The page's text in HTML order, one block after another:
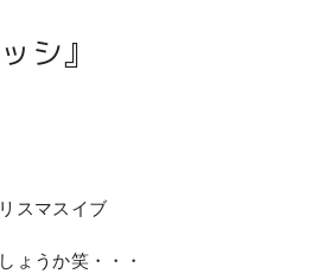
シ』
スマスイブ
ょうか笑・・・